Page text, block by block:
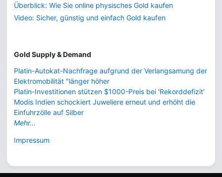
Überblick: Wie Sie online physisches Gold kaufen
Video: Sicher, günstig und einfach Gold kaufen
Gold Supply & Demand
Platin-Autokat-Nachfrage aufgrund der Verlangsamung der
Elektromobilität "länger höher
Platin-Investitionen stützen $1000-Preis bei 'Rekorddefizit'
Modis Indien schockiert Juweliere erneut und erhöht die
Einfuhrzölle auf Silber
Mehr...
Impressum